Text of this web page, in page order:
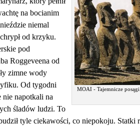
MOAI - Tajemnicze
na bocianim
niemal
od krzyku.
pod
Roggeveena od
zimne wody
Od tygodni
nie napotkali na
śladów ludzi. To
tyle ciekawości, co niepokoju. Statki